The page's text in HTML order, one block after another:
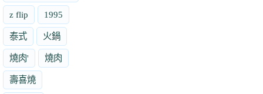
z flip 1995
泰式 火鍋
燒肉' 燒肉
壽喜燒